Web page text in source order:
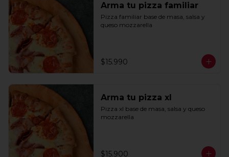
Arma tu pizza familiar
Pizza familiar base de masa, salsa y
queso mozzarella
$15.990
Arma tu pizza xl
Pizza xl base de masa, salsa y queso
mozzarella
$15.900